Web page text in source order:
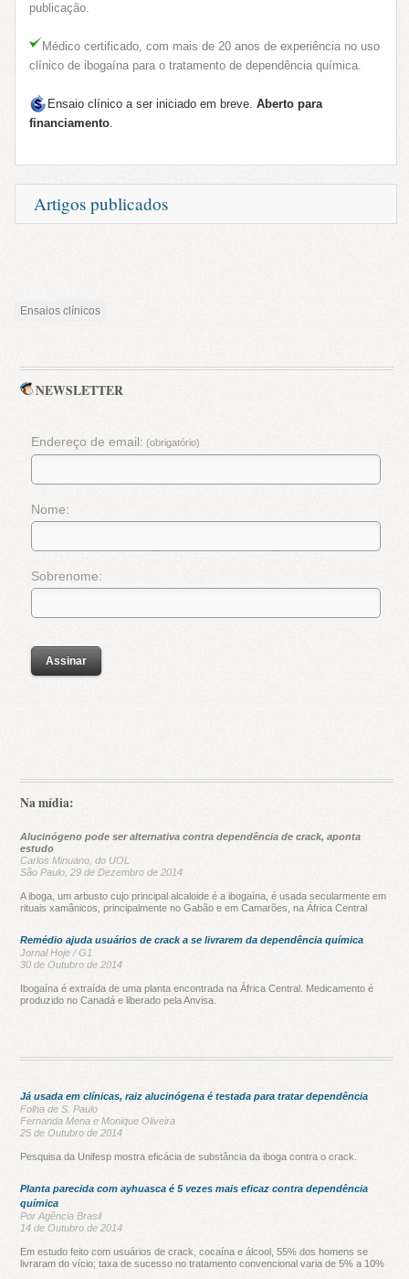
publicação.
Médico certificado, com mais de 20 anos de experiência no uso
clínico de ibogaína para o tratamento de dependência química.
Ensaio clínico a ser iniciado em breve. Aberto para
financiamento.
Artigos publicados
Leia o artigo completo (em inglês, acesso pago).
Ensaios clínicos
NEWSLETTER
Endereço de email: (obrigatório)
Nome:
Sobrenome:
Na mídia:
Alucinógeno pode ser alternativa contra dependência de crack, aponta
estudo
Carlos Minuano, do UOL
São Paulo, 29 de Dezembro de 2014
A iboga, um arbusto cujo principal alcaloide é a ibogaína, é usada secularmente em
rituais xamânicos, principalmente no Gabão e em Camarões, na África Central
Remédio ajuda usuários de crack a se livrarem da dependência química
Jornal Hoje / G1
30 de Outubro de 2014
Ibogaína é extraída de uma planta encontrada na África Central. Medicamento é
produzido no Canadá e liberado pela Anvisa.
Já usada em clínicas, raiz alucinógena é testada para tratar dependência
Folha de S. Paulo
Fernanda Mena e Monique Oliveira
25 de Outubro de 2014
Pesquisa da Unifesp mostra eficácia de substância da iboga contra o crack.
Planta parecida com ayhuasca é 5 vezes mais eficaz contra dependência
química
Por Agência Brasil
14 de Outubro de 2014
Em estudo feito com usuários de crack, cocaína e álcool, 55% dos homens se
livraram do vício; taxa de sucesso no tratamento convencional varia de 5% a 10%